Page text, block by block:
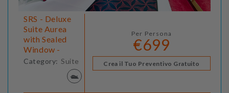
SRS - Deluxe
Suite Aurea
with Sealed
Window -
Category: Suite
Per Persona
€699
Crea il Tuo Preventivo Gratuito